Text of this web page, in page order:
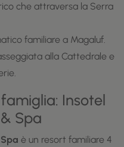
che attraversa la Serra
familiare a Magaluf.
alla Cattedrale e
Insotel
Spa
è un resort familiare 4